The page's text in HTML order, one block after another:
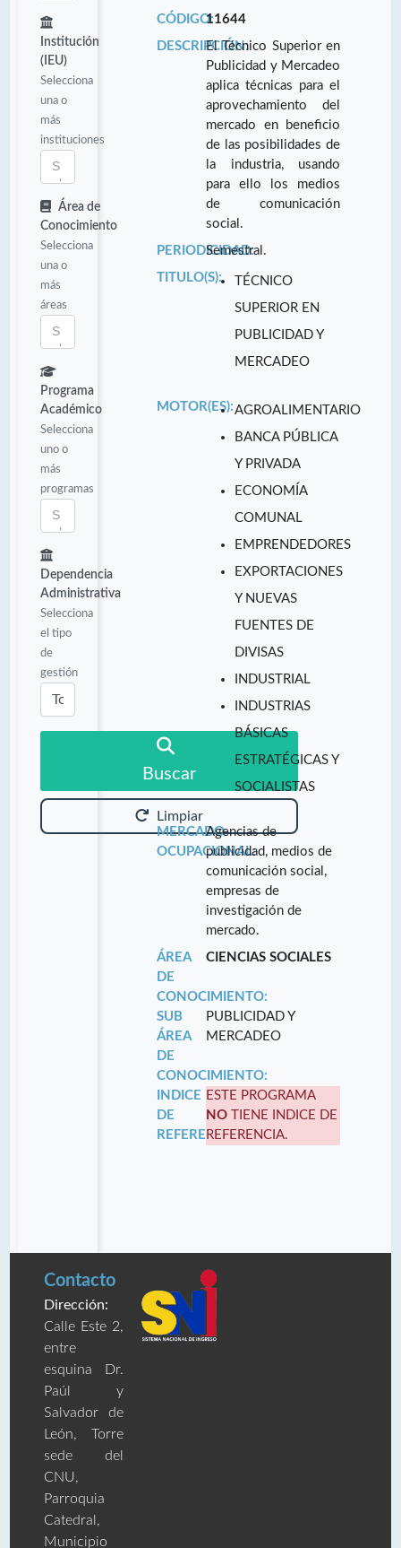
Institución
(IEU)
Selecciona
una o
más
instituciones
Área de
Conocimiento
Selecciona
una o
más
áreas
Programa
Académico
Selecciona
uno o
más
programas
Dependencia
Administrativa
Selecciona
el tipo
de
gestión
Buscar
Limpiar
CÓDIGO:11644
DESCRIPCIÓN:El Técnico Superior en
Publicidad y Mercadeo
aplica técnicas para el
aprovechamiento del
mercado en beneficio
de las posibilidades de
la industria, usando
para ello los medios
de comunicación
social.
PERIODICIDAD:
Semestral.
TITULO(S):
TÉCNICO
SUPERIOR EN
PUBLICIDAD Y
MERCADEO
MOTOR(ES):AGROALIMENTARIO
BANCA PÚBLICA
Y PRIVADA
ECONOMÍA
COMUNAL
EMPRENDEDORES
EXPORTACIONES
Y NUEVAS
FUENTES DE
DIVISAS
INDUSTRIAL
INDUSTRIAS
BÁSICAS
ESTRATÉGICAS Y
SOCIALISTAS
MERCADO
OCUPACIONAL:
Agencias de
publicidad, medios de
comunicación social,
empresas de
investigación de
mercado.
ÁREA
DE
CONOCIMIENTO:
CIENCIAS SOCIALES
SUB
ÁREA
DE
CONOCIMIENTO:
PUBLICIDAD Y
MERCADEO
INDICE
DE
REFERENCIA:
ESTE PROGRAMA
NO TIENE INDICE DE
REFERENCIA.
Contacto
Dirección:
Calle Este 2,
entre
esquina Dr.
Paúl y
Salvador de
León, Torre
sede del
CNU,
Parroquia
Catedral,
Municipio